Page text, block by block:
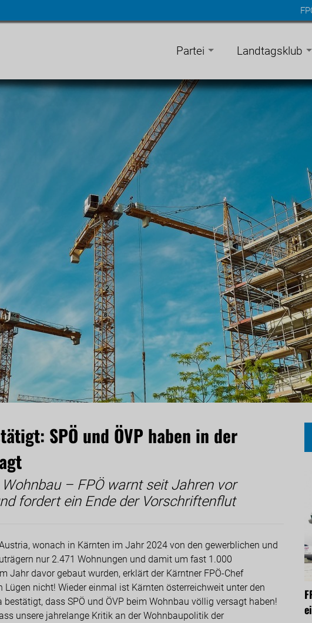
Navigation
Partei Landtagsklub
SPÖ und ÖVP haben in der
– FPÖ warnt seit Jahren vor
fordert ein Ende der Vorschriftenflut
wonach in Kärnten im Jahr 2024 von den gewerblichen und
nur 2.471 Wohnungen und damit um fast 1.000
Jahr davor gebaut wurden, erklärt der Kärntner FPÖ-Chef
Lügen nicht! Wieder einmal ist Kärnten österreichweit unter den
dass SPÖ und ÖVP beim Wohnbau völlig versagt haben!
unsere jahrelange Kritik an der Wohnbaupolitik der